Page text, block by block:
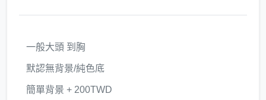
一般大頭 到胸
默認無背景/純色底
簡單背景 + 200TWD